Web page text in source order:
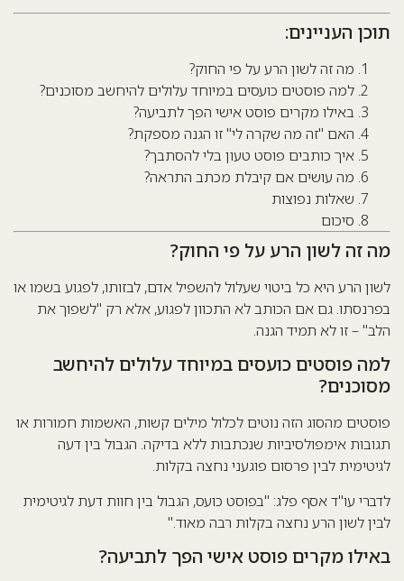
תוכן העניינים:
מה זה לשון הרע על פי החוק?
למה פוסטים כועסים במיוחד עלולים להיחשב מסוכנים?
באילו מקרים פוסט אישי הפך לתביעה?
האם "זה מה שקרה לי" זו הגנה מספקת?
איך כותבים פוסט טעון בלי להסתבך?
מה עושים אם קיבלת מכתב התראה?
שאלות נפוצות
סיכום
מה זה לשון הרע על פי החוק?
לשון הרע היא כל ביטוי שעלול להשפיל אדם, לבזותו, לפגוע בשמו או
בפרנסתו. גם אם הכותב לא התכוון לפגוע, אלא רק "לשפוך את
הלב" – זו לא תמיד הגנה.
למה פוסטים כועסים במיוחד עלולים להיחשב
מסוכנים?
פוסטים מהסוג הזה נוטים לכלול מילים קשות, האשמות חמורות או
תגובות אימפולסיביות שנכתבות ללא בדיקה. הגבול בין דעה
לגיטימית לבין פרסום פוגעני נחצה בקלות.
לדברי עו"ד אסף פלג: "בפוסט כועס, הגבול בין חוות דעת לגיטימית
לבין לשון הרע נחצה בקלות רבה מאוד."
באילו מקרים פוסט אישי הפך לתביעה?